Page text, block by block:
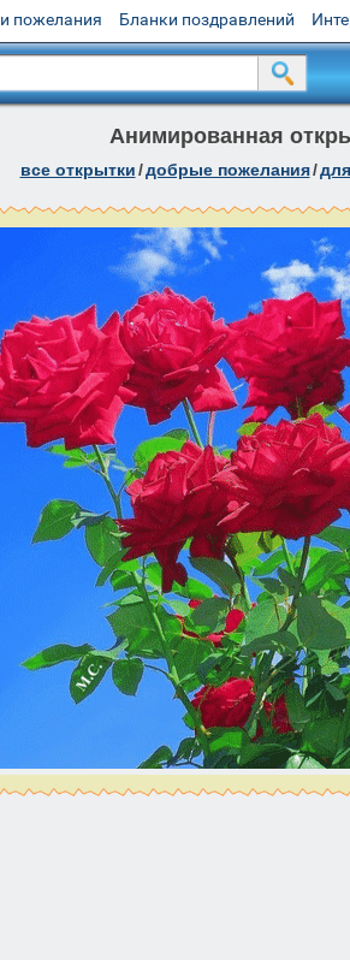
пожелания Бланки поздравлений
Анимированная
все открытки/добрые пожелания/